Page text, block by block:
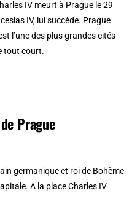
IV meurt à Prague le 29
IV, lui succède. Prague
l’une des plus grandes cités
tout court.
Prague
germanique et roi de Bohème
A la place Charles IV